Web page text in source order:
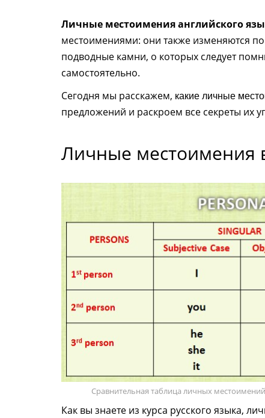
Личные местоимения английского
местоимениями: они также изменяются
подводные камни, о которых следует
самостоятельно.
Сегодня мы расскажем, какие личные
предложений и раскроем все секреты их
Личные местоимения
Сравнительная таблица личных
Как вы знаете из курса русского языка,